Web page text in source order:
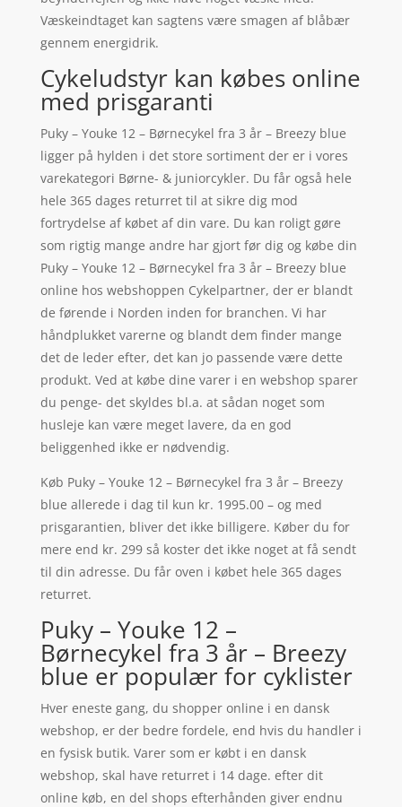
Væskeindtaget kan sagtens være smagen af blåbær
gennem energidrik.
Cykeludstyr kan købes online
med prisgaranti
Puky – Youke 12 – Børnecykel fra 3 år – Breezy blue
ligger på hylden i det store sortiment der er i vores
varekategori Børne- & juniorcykler. Du får også hele
hele 365 dages returret til at sikre dig mod
fortrydelse af købet af din vare. Du kan roligt gøre
som rigtig mange andre har gjort før dig og købe din
Puky – Youke 12 – Børnecykel fra 3 år – Breezy blue
online hos webshoppen Cykelpartner, der er blandt
de førende i Norden inden for branchen. Vi har
håndplukket varerne og blandt dem finder mange
det de leder efter, det kan jo passende være dette
produkt. Ved at købe dine varer i en webshop sparer
du penge- det skyldes bl.a. at sådan noget som
husleje kan være meget lavere, da en god
beliggenhed ikke er nødvendig.
Køb Puky – Youke 12 – Børnecykel fra 3 år – Breezy
blue allerede i dag til kun kr. 1995.00 – og med
prisgarantien, bliver det ikke billigere. Køber du for
mere end kr. 299 så koster det ikke noget at få sendt
til din adresse. Du får oven i købet hele 365 dages
returret.
Puky – Youke 12 –
Børnecykel fra 3 år – Breezy
blue er populær for cyklister
Hver eneste gang, du shopper online i en dansk
webshop, er der bedre fordele, end hvis du handler i
en fysisk butik. Varer som er købt i en dansk
webshop, skal have returret i 14 dage. efter dit
online køb, en del shops efterhånden giver endnu